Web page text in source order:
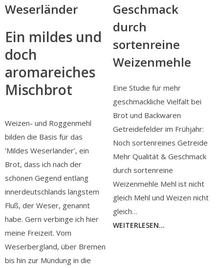
Weserländer
Ein mildes und
doch
aromareiches
Mischbrot
Weizen- und Roggenmehl
bilden die Basis für das
'Mildes Weserländer', ein
Brot, dass ich nach der
schönen Gegend entlang
innerdeutschlands längstem
Fluß, der Weser, genannt
habe. Gern verbinge ich hier
meine Freizeit. Vom
Weserbergland, über Bremen
bis hin zur Mündung in die
Geschmack
durch
sortenreine
Weizenmehle
Eine Studie für mehr
geschmackliche Vielfalt bei
Brot und Backwaren
Getreidefelder im Frühjahr:
Noch sortenreines Getreide
Mehr Qualität & Geschmack
durch sortenreine
Weizenmehle Mehl ist nicht
gleich Mehl und Weizen nicht
gleich…
WEITERLESEN...